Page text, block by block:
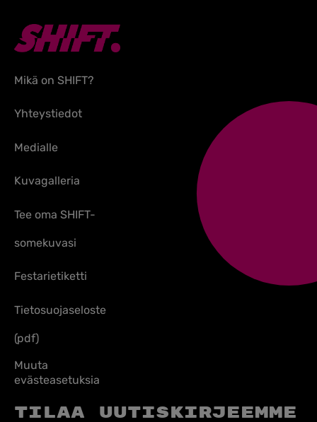
Mikä on SHIFT?
Yhteystiedot
Medialle
Kuvagalleria
Tee oma SHIFT-
somekuvasi
Festarietiketti
Tietosuojaseloste
(pdf)
Muuta
evästeasetuksia
Tilaa uutiskirjeemme